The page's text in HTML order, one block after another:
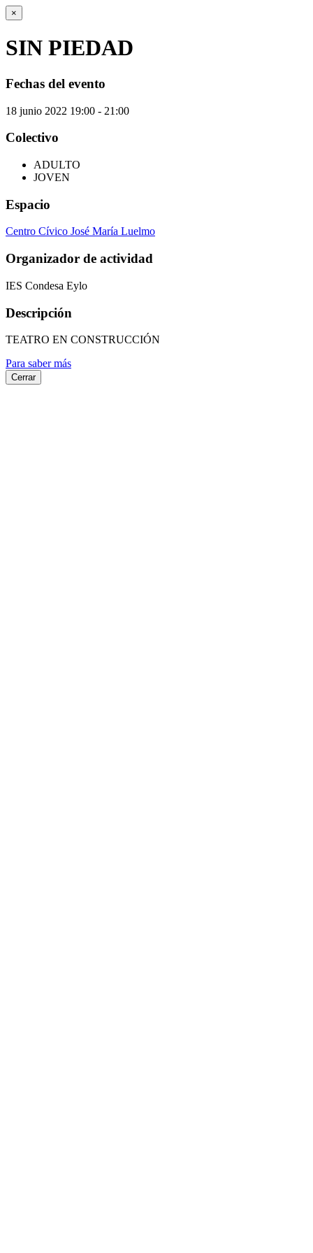
×
SIN PIEDAD
Fechas del evento
18 junio 2022 19:00 - 21:00
Colectivo
ADULTO
JOVEN
Espacio
Centro Cívico José María Luelmo
Organizador de actividad
IES Condesa Eylo
Descripción
TEATRO EN CONSTRUCCIÓN
Para saber más
Cerrar